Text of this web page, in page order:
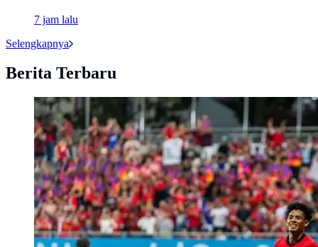
7 jam lalu
Selengkapnya
Berita Terbaru